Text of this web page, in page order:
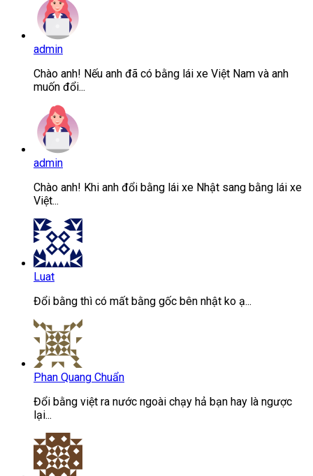
admin
Chào anh! Nếu anh đã có bằng lái xe Việt Nam và anh
muốn đổi...
admin
Chào anh! Khi anh đổi bằng lái xe Nhật sang bằng lái xe
Việt...
Luat
Đổi bằng thì có mất bằng gốc bên nhật ko ạ...
Phan Quang Chuẩn
Đổi bằng việt ra nước ngoài chạy hả bạn hay là ngược
lại...